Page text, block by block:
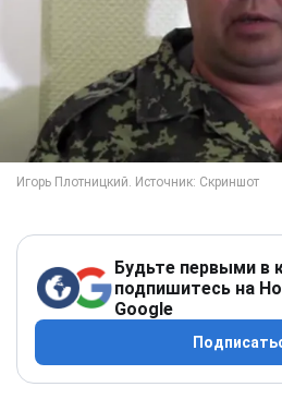
Будьте первыми в
подпишитесь на
Google